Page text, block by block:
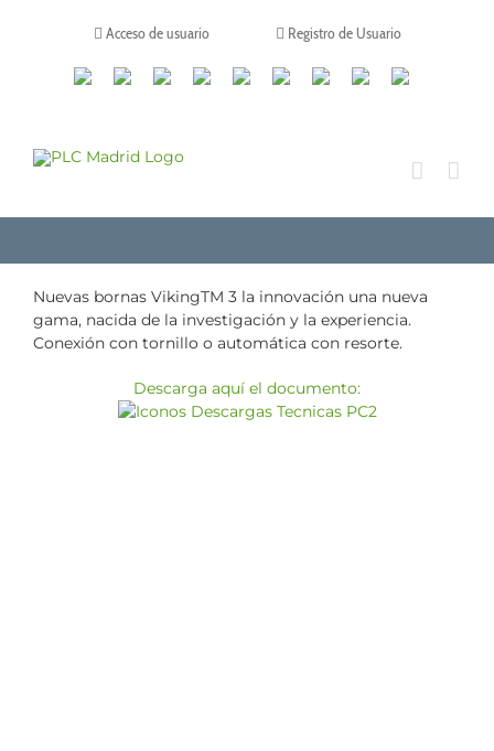
Acceso de usuario Registro de Usuario
CanalesLinkedinYoutubeTiktokFacebookInstagram
X TwitchContacto
Nuevas bornas VikingTM 3 la innovación una nueva
gama, nacida de la investigación y la experiencia.
Conexión con tornillo o automática con resorte.
Descarga aquí el documento: